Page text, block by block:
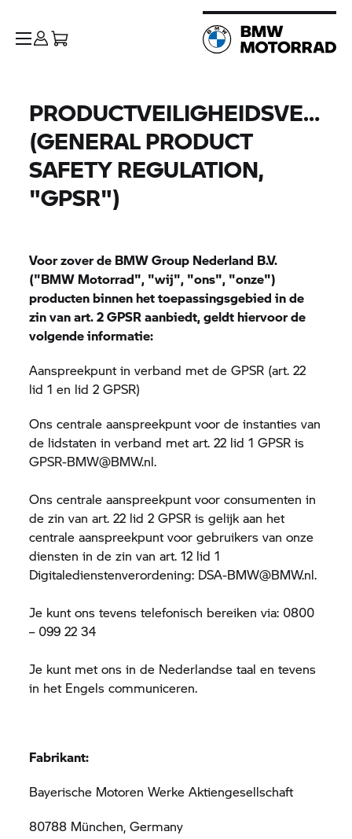
(GENERAL PRODUCT
SAFETY REGULATION,
"GPSR")
Voor zover de BMW Group Nederland B.V.
("BMW Motorrad", "wij", "ons", "onze")
producten binnen het toepassingsgebied in de
zin van art. 2 GPSR aanbiedt, geldt hiervoor de
volgende informatie:
Aanspreekpunt in verband met de GPSR (art. 22
lid 1 en lid 2 GPSR)
Ons centrale aanspreekpunt voor de instanties van
de lidstaten in verband met art. 22 lid 1 GPSR is
GPSR-BMW@BMW.nl.
Ons centrale aanspreekpunt voor consumenten in
de zin van art. 22 lid 2 GPSR is gelijk aan het
centrale aanspreekpunt voor gebruikers van onze
diensten in de zin van art. 12 lid 1
Digitaledienstenverordening: DSA-BMW@BMW.nl.
Je kunt ons tevens telefonisch bereiken via: 0800
– 099 22 34
Je kunt met ons in de Nederlandse taal en tevens
in het Engels communiceren.
Fabrikant:
Bayerische Motoren Werke Aktiengesellschaft
80788 München, Germany